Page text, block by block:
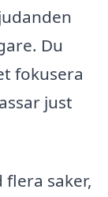
Du
fokusera
just
saker,